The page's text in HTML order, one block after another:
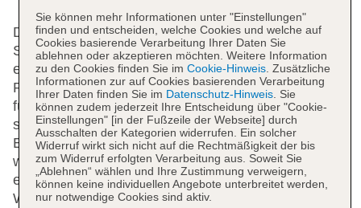
Die Gäste genießen ein luxuriöses Ambiente im 4-
Sterne-Hotel mit Gartenanlage. In der Anlage
entdeckst Du eine Bar. Außerdem gibt es ein
Restaurant u.a. mit Buffet. Die Hotelcrew ist immer
für Dich da und freut sich darauf, Dir Deine Ferien
so angenehm wie möglich zu gestalten. Das
Empfangsteam steht Dir mit Rat und Tat zur Seite,
wenn es um Deine Anliegen geht. Ebenso gibt es
einen Concierge-Service sowie freies
WLAN.PoolAm Outdoorpool oder am
Sie können mehr Informationen unter "Einstellungen"
finden und entscheiden, welche Cookies und welche auf
Cookies basierende Verarbeitung Ihrer Daten Sie
ablehnen oder akzeptieren möchten. Weitere Information
zu den Cookies finden Sie im Cookie-Hinweis. Zusätzliche
Informationen zur auf Cookies basierenden Verarbeitung
Ihrer Daten finden Sie im Datenschutz-Hinweis. Sie
können zudem jederzeit Ihre Entscheidung über "Cookie-
Einstellungen" [in der Fußzeile der Webseite] durch
Ausschalten der Kategorien widerrufen. Ein solcher
Widerruf wirkt sich nicht auf die Rechtmäßigkeit der bis
zum Widerruf erfolgten Verarbeitung aus. Soweit Sie
„Ablehnen“ wählen und Ihre Zustimmung verweigern,
können keine individuellen Angebote unterbreitet werden,
nur notwendige Cookies sind aktiv.